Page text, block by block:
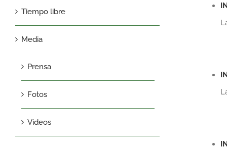
Tiempo libre
Media
Prensa
Fotos
Videos